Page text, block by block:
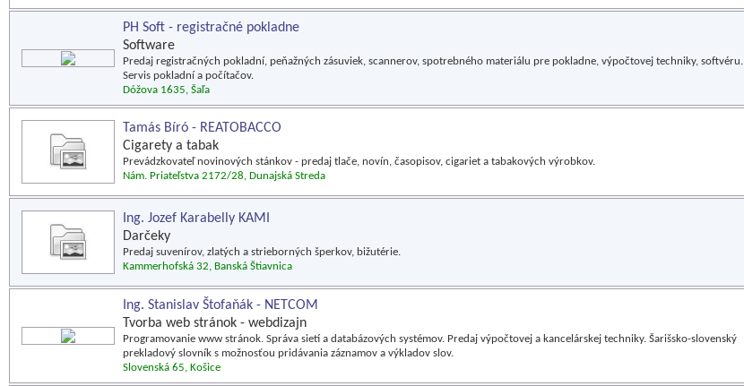
PH Soft - registračné pokladne
Software
Predaj registračných pokladní, peňažných zásuviek, scannerov, spotrebného materiálu pre pokladne, výpočtovej techniky, softvéru.
Servis pokladní a počítačov.
Dóžova 1635, Šaľa
Tamás Bíró - REATOBACCO
Cigarety a tabak
Prevádzkovateľ novinových stánkov - predaj tlače, novín, časopisov, cigariet a tabakových výrobkov.
Nám. Priateľstva 2172/28, Dunajská Streda
Ing. Jozef Karabelly KAMI
Darčeky
Predaj suvenírov, zlatých a strieborných šperkov, bižutérie.
Kammerhofská 32, Banská Štiavnica
Ing. Stanislav Štofaňák - NETCOM
Tvorba web stránok - webdizajn
Programovanie www stránok. Správa sietí a databázových systémov. Predaj výpočtovej a kancelárskej techniky. Šarišsko-slovenský
prekladový slovník s možnosťou pridávania záznamov a výkladov slov.
Slovenská 65, Košice